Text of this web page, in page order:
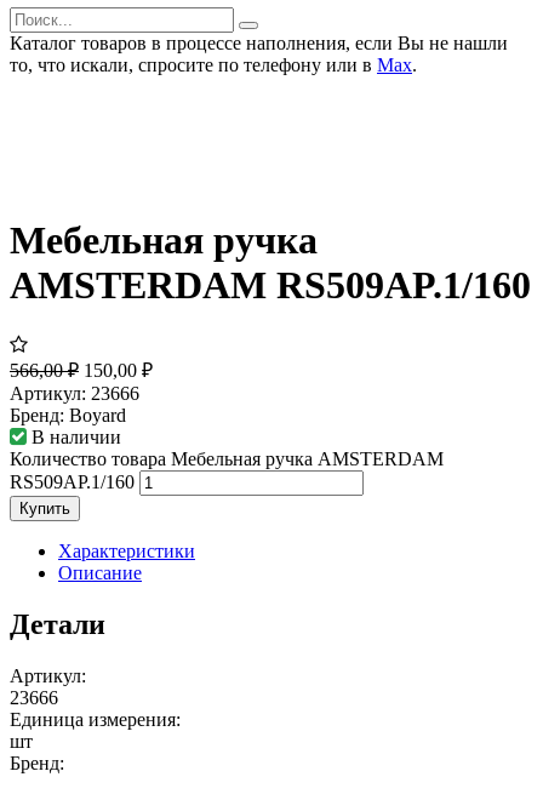
Каталог товаров в процессе наполнения, если Вы не нашли
то, что искали, спросите по телефону или в Мах.
Мебельная ручка
AMSTERDAM RS509AP.1/160
566,00₽ 150,00 ₽
Артикул: 23666
Бренд: Boyard
В наличии
Количество товара Мебельная ручка AMSTERDAM
RS509AP.1/160
Купить
Характеристики
Описание
Детали
Артикул:
23666
Единица измерения:
шт
Бренд: